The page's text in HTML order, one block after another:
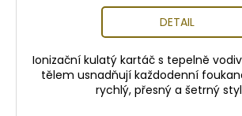
DETAIL
Ionizační kulatý kartáč s tepelně
tělem usnadňují každodenní
rychlý, přesný a šetrný